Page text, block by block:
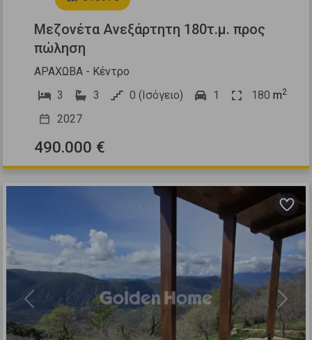
Μεζονέτα Ανεξάρτητη 180τ.μ. προς
πώληση
ΑΡΑΧΩΒΑ - Κέντρο
3
3 0 (Ισόγειο) 1 180 m2
2027
490.000 €
Previous Next